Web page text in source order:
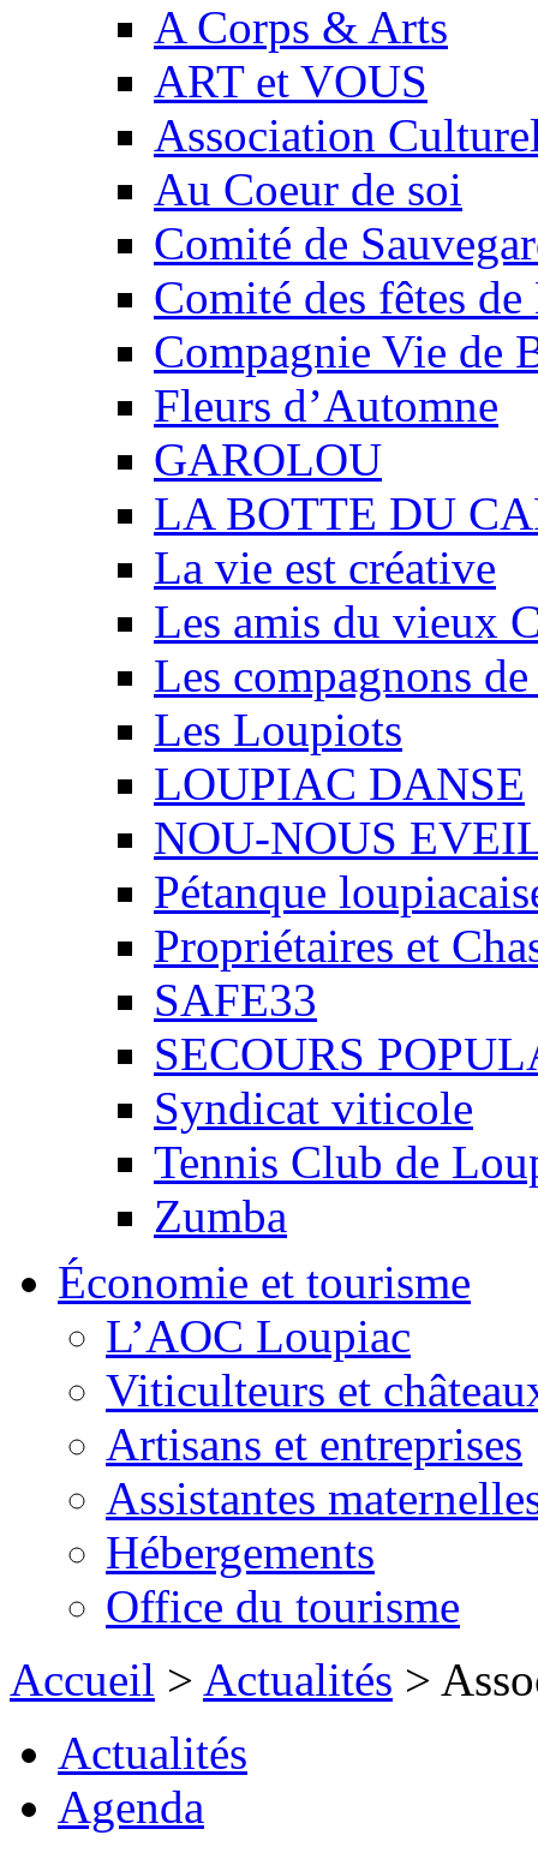
A Corps & Arts
ART et VOUS
Association
Au Coeur de soi
Comité de
Comité des fêtes
Compagnie Vie de
Fleurs d’Automne
GAROLOU
LA BOTTE DU
La vie est créative
Les amis du vieux
Les compagnons
Les Loupiots
LOUPIAC DANSE
NOU-NOUS
Pétanque
Propriétaires et
SAFE33
SECOURS
Syndicat viticole
Tennis Club de
Zumba
Économie et tourisme
L’AOC Loupiac
Viticulteurs et
Artisans et entreprises
Assistantes
Hébergements
Office du tourisme
Accueil > Actualités >
Actualités
Agenda